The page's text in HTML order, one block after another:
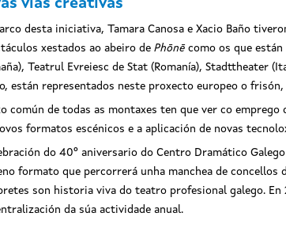
vías creativas
desta iniciativa, Tamara Canosa e Xacio Baño
xestados ao abeiro de Phōnēcomo os que están
Teatrul Evreiesc de Stat (Romanía), Stadttheater
están representados neste proxecto europeo o
común de todas as montaxes ten que ver co
formatos escénicos e a aplicación de novas
do 40º aniversario do Centro Dramático
formato que percorrerá unha manchea de
son historia viva do teatro profesional galego. En
da súa actividade anual.